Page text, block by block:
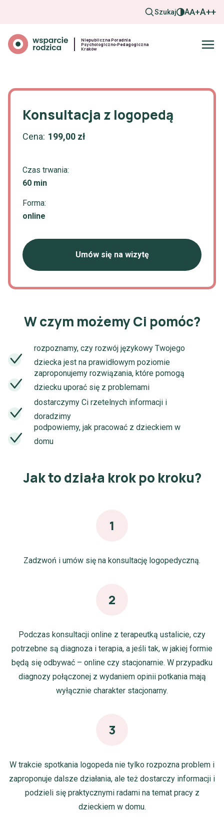
Szukaj AA+A++
Niepubliczna Poradnia
Psychologiczno-Pedagogiczna
Kraków
Konsultacja z logopedą
Cena: 199,00 zł
Czas trwania:
60 min
Forma:
online
Umów się na wizytę
W czym możemy Ci pomóc?
rozpoznamy, czy rozwój językowy Twojego
dziecka jest na prawidłowym poziomie
zaproponujemy rozwiązania, które pomogą
dziecku uporać się z problemami
dostarczymy Ci rzetelnych informacji i
doradzimy
podpowiemy, jak pracować z dzieckiem w
domu
Jak to działa krok po kroku?
1
Zadzwoń i umów się na konsultację logopedyczną.
2
Podczas konsultacji online z terapeutką ustalicie, czy
potrzebne są diagnoza i terapia, a jeśli tak, w jakiej formie
będą się odbywać – online czy stacjonarnie. W przypadku
diagnozy połączonej z wydaniem opinii potkania mają
wyłącznie charakter stacjonarny.
3
W trakcie spotkania logopeda nie tylko rozpozna problem i
zaproponuje dalsze działania, ale też dostarczy informacji i
podzieli się praktycznymi radami na temat pracy z
dzieckiem w domu.